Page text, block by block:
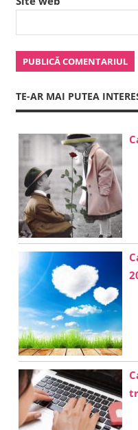
TE-AR MAI PUTEA